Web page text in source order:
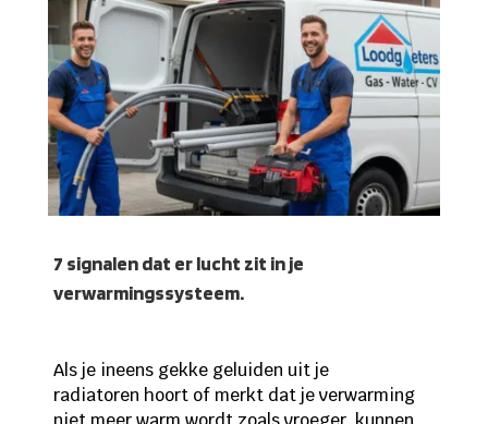
7 signalen dat er lucht zit in je
verwarmingssysteem.
Als je ineens gekke geluiden uit je
radiatoren hoort of merkt dat je verwarming